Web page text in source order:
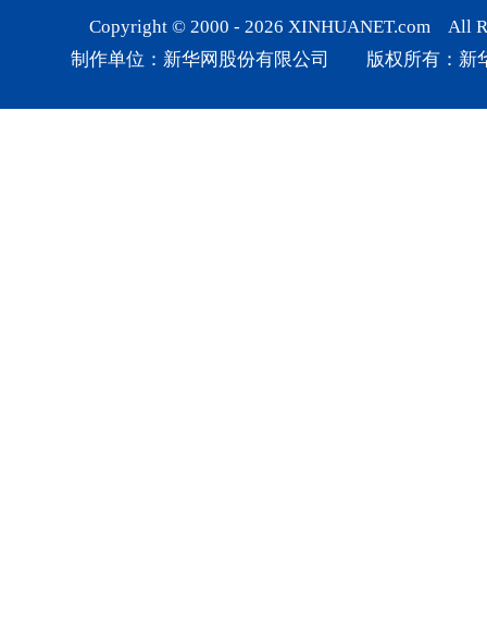
Copyright © 2000 - 2026 XINHUANET.com All
制作单位：新华网股份有限公司 版权所有：新